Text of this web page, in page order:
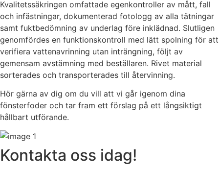
Kvalitetssäkringen omfattade egenkontroller av mått, fall
och infästningar, dokumenterad fotologg av alla tätningar
samt fuktbedömning av underlag före inklädnad. Slutligen
genomfördes en funktionskontroll med lätt spolning för att
verifiera vattenavrinning utan inträngning, följt av
gemensam avstämning med beställaren. Rivet material
sorterades och transporterades till återvinning.
Hör gärna av dig om du vill att vi går igenom dina
fönsterfoder och tar fram ett förslag på ett långsiktigt
hållbart utförande.
Kontakta oss idag!